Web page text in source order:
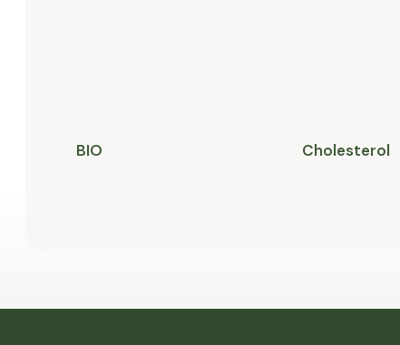
BIO Cholesterol